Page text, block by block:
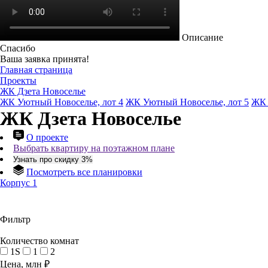
Описание
Спасибо
Ваша заявка принята!
Главная страница
Проекты
ЖК Дзета Новоселье
ЖК Уютный Новоселье, лот 4 ЖК Уютный Новоселье, лот 5 ЖК
ЖК Дзета Новоселье
О проекте
Выбрать квартиру на поэтажном плане
Узнать про скидку 3%
Посмотреть все планировки
Корпус 1
Фильтр
Количество комнат
1S
1
2
Цена, млн ₽